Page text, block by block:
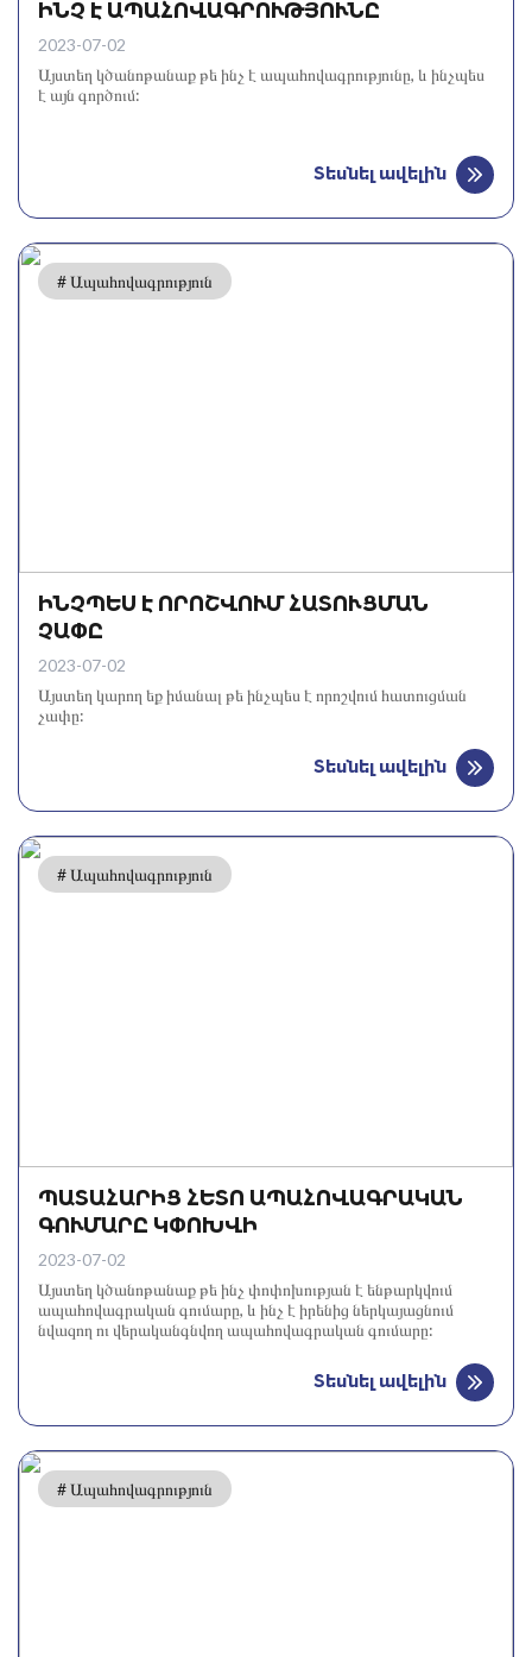
ԻՆՉ Է ԱՊԱՀՈՎԱԳՐՈՒԹՅՈՒՆԸ
2023-07-02
Այստեղ կծանոթանաք թե ինչ է ապահովագրությունը, և ինչպես
է այն գործում:
Տեսնել ավելին
# Ապահովագրություն
ԻՆՉՊԵՍ Է ՈՐՈՇՎՈՒՄ ՀԱՏՈՒՑՄԱՆ
ՉԱՓԸ
2023-07-02
Այստեղ կարող եք իմանալ թե ինչպես է որոշվում հատուցման
չափը:
Տեսնել ավելին
# Ապահովագրություն
ՊԱՏԱՀԱՐԻՑ ՀԵՏՈ ԱՊԱՀՈՎԱԳՐԱԿԱՆ
ԳՈՒՄԱՐԸ ԿՓՈԽՎԻ
2023-07-02
Այստեղ կծանոթանաք թե ինչ փոփոխության է ենթարկվում
ապահովագրական գումարը, և ինչ է իրենից ներկայացնում
նվազող ու վերականգնվող ապահովագրական գումարը:
Տեսնել ավելին
# Ապահովագրություն